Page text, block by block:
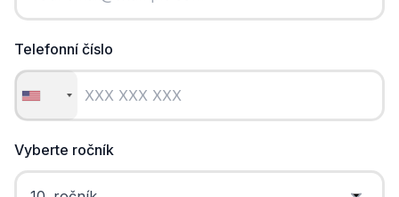
Telefonní číslo
Vyberte ročník